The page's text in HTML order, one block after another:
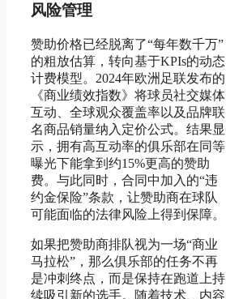
风险管理
赞助价格已经脱离了“每年数千万”
的粗放估算，转向基于KPIs的动态
计费模型。2024年欧洲足联发布的
《商业绩效指数》将球员社交媒体
互动、全球观众覆盖率以及品牌联
名商品销量纳入定价公式。结果显
示，拥有高互动率的俱乐部在同等
曝光下能拿到约15%更高的赞助
费。与此同时，合同中加入的“违
约金保险”条款，让赞助商在球队
可能面临的法律风险上得到保障。
如果把赞助商排队视为一场“商业
马拉松”，那么俱乐部的任务不再
是冲刺终点，而是保持在跑道上持
续吸引新的选手。随着技术、内容